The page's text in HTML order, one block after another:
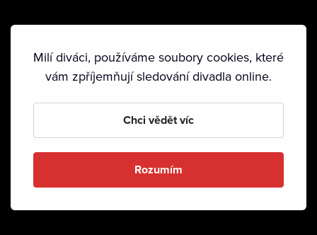
Milí diváci, používáme soubory cookies, které
vám zpříjemňují sledování divadla online.
Chci vědět víc
Rozumím